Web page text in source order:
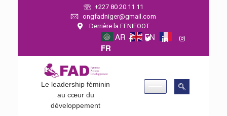
+227 80 20 11 11
ongfadniger@gmail.com
Derrière la FENIFOOT
AR EN
FR
Le leadership féminin
au cœur du
développement